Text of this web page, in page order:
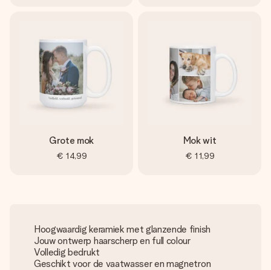
Grote mok
€ 14,99
Mok wit
€ 11,99
Hoogwaardig keramiek met glanzende finish
Jouw ontwerp haarscherp en full colour
Volledig bedrukt
Geschikt voor de vaatwasser en magnetron